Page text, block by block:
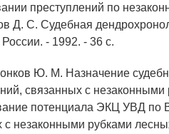
преступлений по
Д. С. Судебная
России. - 1992. - 36 с.
Ю. М. Назначение
связанных с
потенциала ЭКЦ УВД по
с незаконными рубками